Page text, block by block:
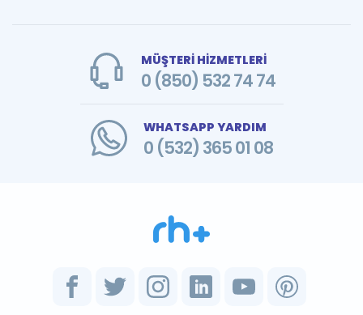
MÜŞTERİ HİZMETLERİ
0 (850) 532 74 74
WHATSAPP YARDIM
0 (532) 365 01 08